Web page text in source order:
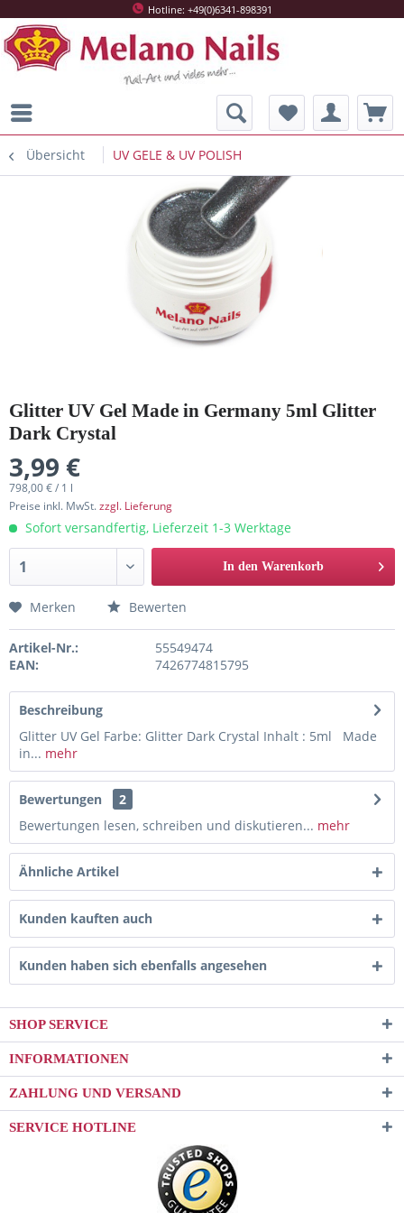
Hotline: +49(0)6341-898391
Übersicht UV GELE & UV POLISH
Glitter UV Gel Made in Germany 5ml Glitter
Dark Crystal
3,99 €
798,00 € / 1 l
Preise inkl. MwSt.zzgl. Lieferung
Sofort versandfertig, Lieferzeit 1-3 Werktage
In den Warenkorb
Merken Bewerten
Artikel-Nr.:
55549474
EAN:
7426774815795
Beschreibung
Glitter UV Gel Farbe: Glitter Dark Crystal Inhalt : 5ml Made
in... mehr
Bewertungen
2
Bewertungen lesen, schreiben und diskutieren... mehr
Ähnliche Artikel
Kunden kauften auch
Kunden haben sich ebenfalls angesehen
SHOP SERVICE
INFORMATIONEN
ZAHLUNG UND VERSAND
SERVICE HOTLINE